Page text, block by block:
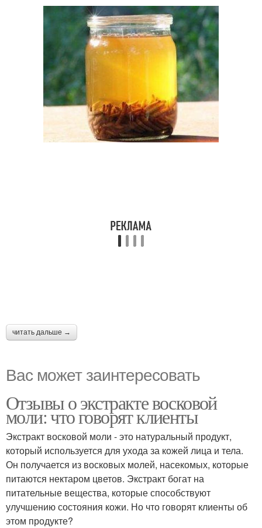
читать дальше →
Вас может заинтересовать
Отзывы о экстракте восковой
моли: что говорят клиенты
Экстракт восковой моли - это натуральный продукт,
который используется для ухода за кожей лица и тела.
Он получается из восковых молей, насекомых, которые
питаются нектаром цветов. Экстракт богат на
питательные вещества, которые способствуют
улучшению состояния кожи. Но что говорят клиенты об
этом продукте?